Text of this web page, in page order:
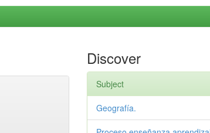
Discover
Subject
Geografía.